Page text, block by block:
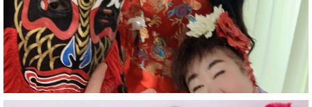
#マジシャン派遣
#イリュージョン
#和歌山県
#白浜町
#変面ショー
#イベント
#宴会